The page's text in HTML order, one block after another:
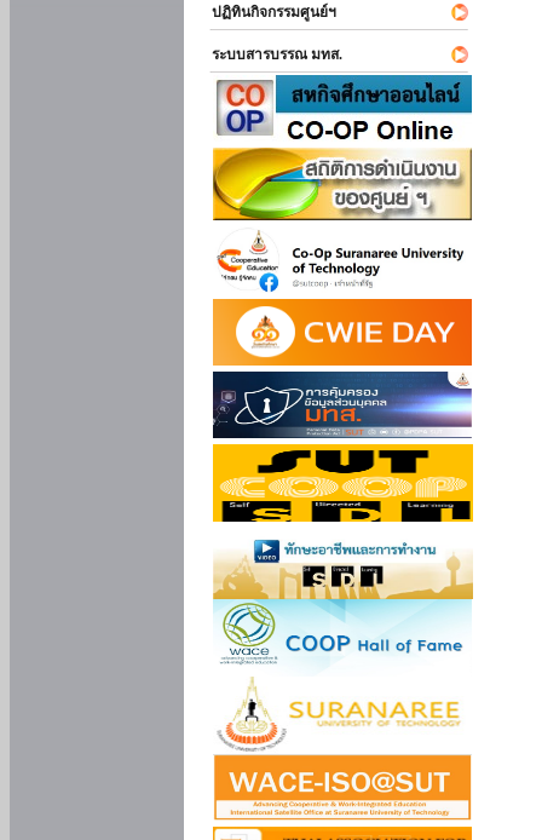
ปฏิทินกิจกรรมศูนย์ฯ
ระบบสารบรรณ มทส.